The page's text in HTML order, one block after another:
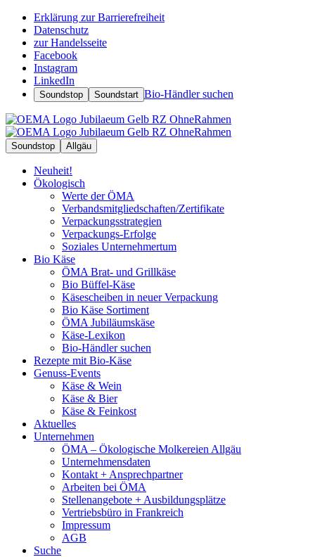
Erklärung zur Barrierefreiheit
Datenschutz
zur Handelsseite
Facebook
Instagram
LinkedIn
Soundstop Soundstart Bio-Händler suchen
Soundstop Allgäu
Neuheit!
Ökologisch
Werte der ÖMA
Verbandsmitgliedschaften/Zertifikate
Verpackungsstrategien
Verpackungs-Erfolge
Soziales Unternehmertum
Bio Käse
ÖMA Brat- und Grillkäse
Bio Büffel-Käse
Käsescheiben in neuer Verpackung
Bio Käse Sortiment
ÖMA Jubiläumskäse
Käse-Lexikon
Bio-Händler suchen
Rezepte mit Bio-Käse
Genuss-Events
Käse & Wein
Käse & Bier
Käse & Feinkost
Aktuelles
Unternehmen
ÖMA – Ökologische Molkereien Allgäu
Unternehmensdaten
Kontakt + Ansprechpartner
Arbeiten bei ÖMA
Stellenangebote + Ausbildungsplätze
Vertriebsbüro in Frankreich
Impressum
AGB
Suche